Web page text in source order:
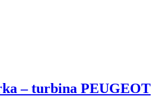
– turbina PEUGEOT